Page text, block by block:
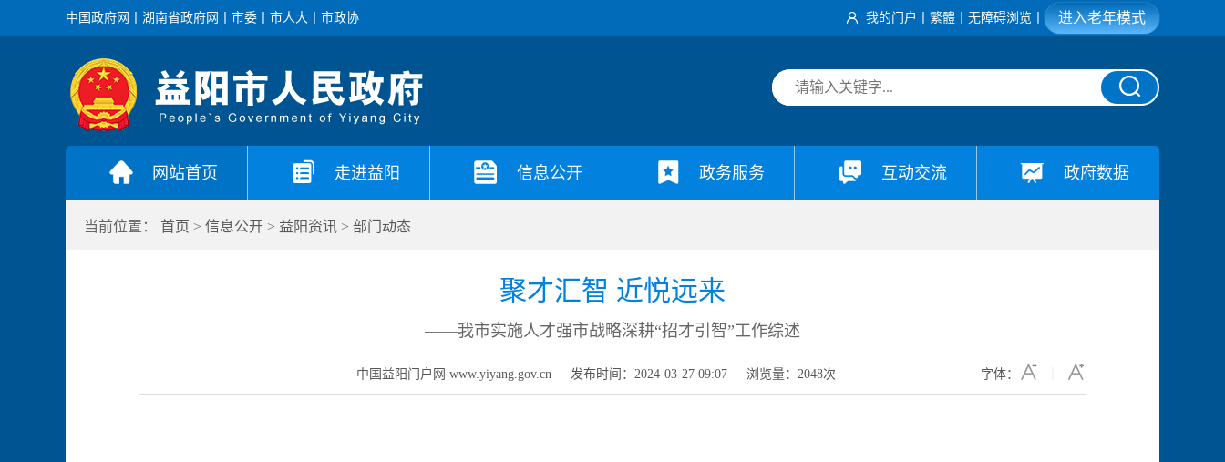
中国政府网 湖南省政府网 市委 市人大 市政协 我的门户 繁體 无障碍浏览 进入老年模式
网站首页 走进益阳 信息公开 政务服务 互动交流 政府数据
当前位置： 首页 > 信息公开 > 益阳资讯 > 部门动态
聚才汇智 近悦远来
——我市实施人才强市战略深耕“招才引智”工作综述
中国益阳门户网 www.yiyang.gov.cn 发布时间：2024-03-27 09:07 浏览量：2048次 字体：